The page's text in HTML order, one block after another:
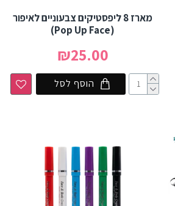
מארז 8 ליפסטיקים צבעוניים לאיפור
(Pop Up Face)
₪25.00
הוסף לסל